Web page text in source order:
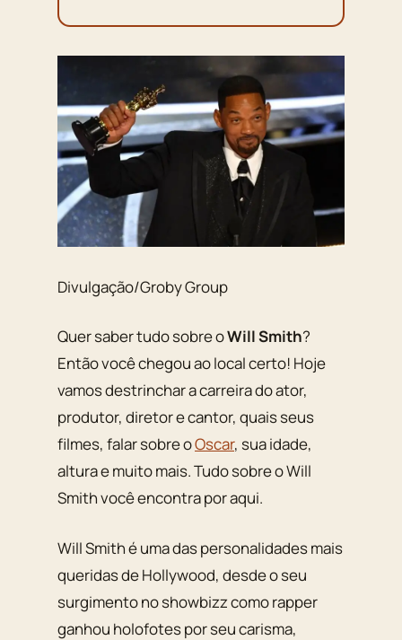
Divulgação/Groby Group
Quer saber tudo sobre oWill Smith?
Então você chegou ao local certo! Hoje
vamos destrinchar a carreira do ator,
produtor, diretor e cantor, quais seus
filmes, falar sobre oOscar, sua idade,
altura e muito mais. Tudo sobre o Will
Smith você encontra por aqui.
Will Smith é uma das personalidades mais
queridas de Hollywood, desde o seu
surgimento no showbizz como rapper
ganhou holofotes por seu carisma,